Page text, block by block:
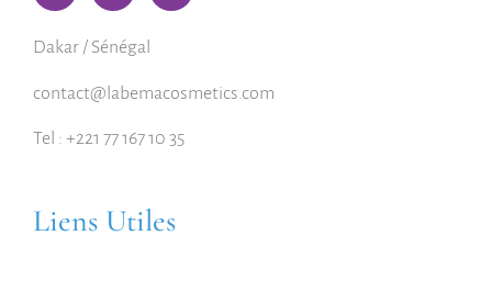
Dakar / Sénégal
contact@labemacosmetics.com
Tel : +221 77 167 10 35
Liens Utiles